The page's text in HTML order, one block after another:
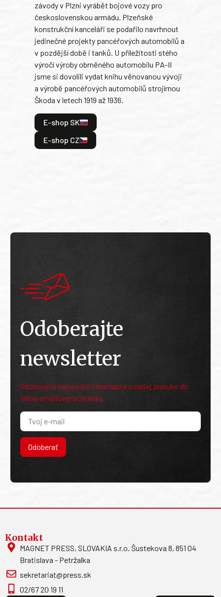
závody v Plzni vyrábět bojové vozy pro
československou armádu. Plzeňské
konstrukční kanceláři se podařilo navrhnout
jedinečné projekty pancéřových automobilů a
v pozdější době i tanků. U příležitosti stého
výročí výroby obrněného automobilu PA-II
jsme si dovolili vydat knihu věnovanou vývoji
a výrobě pancéřových automobilů strojírnou
Škoda v letech 1919 až 1936.
E-shop SK
E-shop CZ
Odoberajte
newsletter
Odoberajte najnovšie informácie o našej ponuke do
Vašej emailovej schránky.
Odoberať
Kontakt
MAGNET PRESS, SLOVAKIA s.r.o. Šustekova 8, 851 04
Bratislava - Petržalka
sekretariat@press.sk
02/67 20 19 11